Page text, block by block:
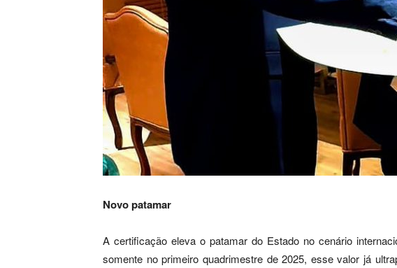
Novo patamar
A certificação eleva o patamar do Estado no cenário
somente no primeiro quadrimestre de 2025, esse valor já